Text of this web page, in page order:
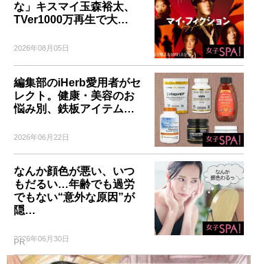
な」キスマイ玉森裕太、
TVer1000万再生で大…
2026年08月05日
編集部のiHerb愛用者がセ
レクト。健康・美容のお
悩み別、鉄板アイテム…
2026年06月22日
なんか顔色が悪い、いつ
もだるい…年齢でも過労
でもない“意外な原因”が
隠…
2026年06月30日
PR